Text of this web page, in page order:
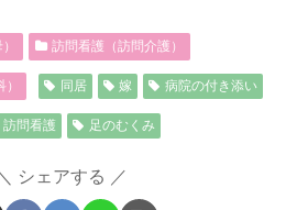
訪問看護（訪問介護）
同居 嫁 病院の付き添い
訪問看護 足のむくみ
シェアする